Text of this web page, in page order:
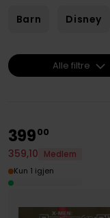
Barn Disney
39900
359,10
Medlem
Kun 1 igjen
Alle filtre